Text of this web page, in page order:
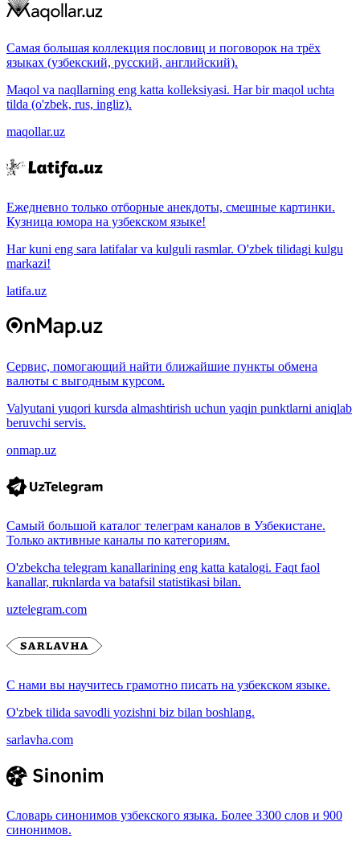
Самая большая коллекция пословиц и поговорок на трёх
языках (узбекский, русский, английский).
Maqol va naqllarning eng katta kolleksiyasi. Har bir maqol uchta
tilda (o'zbek, rus, ingliz).
maqollar.uz
Ежедневно только отборные анекдоты, смешные картинки.
Кузница юмора на узбекском языке!
Har kuni eng sara latifalar va kulguli rasmlar. O'zbek tilidagi kulgu
markazi!
latifa.uz
Сервис, помогающий найти ближайшие пункты обмена
валюты с выгодным курсом.
Valyutani yuqori kursda almashtirish uchun yaqin punktlarni aniqlab
beruvchi servis.
onmap.uz
Самый большой каталог телеграм каналов в Узбекистане.
Только активные каналы по категориям.
O'zbekcha telegram kanallarining eng katta katalogi. Faqt faol
kanallar, ruknlarda va batafsil statistikasi bilan.
uztelegram.com
С нами вы научитесь грамотно писать на узбекском языке.
O'zbek tilida savodli yozishni biz bilan boshlang.
sarlavha.com
Словарь синонимов узбекского языка. Более 3300 слов и 900
синонимов.